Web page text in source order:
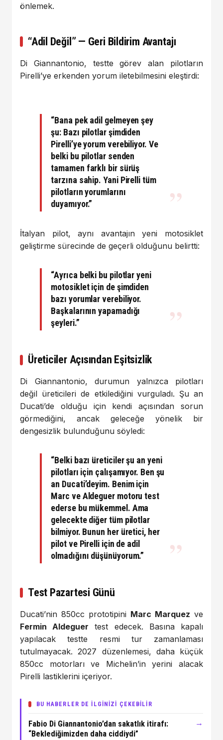
önlemek.
“Adil Değil” — Geri Bildirim Avantajı
Di Giannantonio, testte görev alan pilotların
Pirelli’ye erkenden yorum iletebilmesini eleştirdi:
“Bana pek adil gelmeyen şey
şu: Bazı pilotlar şimdiden
Pirelli’ye yorum verebiliyor. Ve
belki bu pilotlar senden
tamamen farklı bir sürüş
tarzına sahip. Yani Pirelli tüm
pilotların yorumlarını
duyamıyor.”
İtalyan pilot, aynı avantajın yeni motosiklet
geliştirme sürecinde de geçerli olduğunu belirtti:
“Ayrıca belki bu pilotlar yeni
motosiklet için de şimdiden
bazı yorumlar verebiliyor.
Başkalarının yapamadığı
şeyleri.”
Üreticiler Açısından Eşitsizlik
Di Giannantonio, durumun yalnızca pilotları
değil üreticileri de etkilediğini vurguladı. Şu an
Ducati’de olduğu için kendi açısından sorun
görmediğini, ancak geleceğe yönelik bir
dengesizlik bulunduğunu söyledi:
“Belki bazı üreticiler şu an yeni
pilotları için çalışamıyor. Ben şu
an Ducati’deyim. Benim için
Marc ve Aldeguer motoru test
ederse bu mükemmel. Ama
gelecekte diğer tüm pilotlar
bilmiyor. Bunun her üretici, her
pilot ve Pirelli için de adil
olmadığını düşünüyorum.”
Test Pazartesi Günü
Ducati’nin 850cc prototipini Marc Marquez ve
Fermin Aldeguer test edecek. Basına kapalı
yapılacak testte resmi tur zamanlaması
tutulmayacak. 2027 düzenlemesi, daha küçük
850cc motorları ve Michelin’in yerini alacak
Pirelli lastiklerini içeriyor.
BU HABERLER DE İLGİNİZİ ÇEKEBİLİR
Fabio Di Giannantonio’dan sakatlık itirafı:
“Beklediğimizden daha ciddiydi”
→